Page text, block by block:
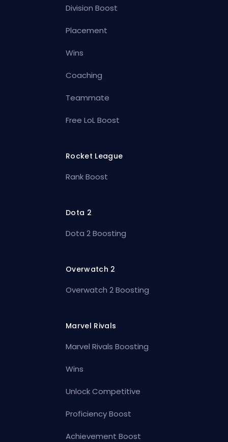
Division Boost
Placement
Wins
Coaching
Teammate
Free LoL Boost
Rocket League
Rank Boost
Dota 2
Dota 2 Boosting
Overwatch 2
Overwatch 2 Boosting
Marvel Rivals
Marvel Rivals Boosting
Wins
Unlock Competitive
Proficiency Boost
Achievement Boost